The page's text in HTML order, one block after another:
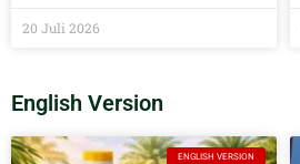
Bermanfaat Bagi Masyarakat
20 Juli 2026
English Version
ENGLISH VERSION